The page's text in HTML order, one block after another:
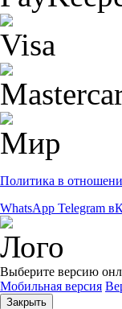
Политика в
WhatsApp Telegram
Выберите версию
Мобильная версия
Закрыть